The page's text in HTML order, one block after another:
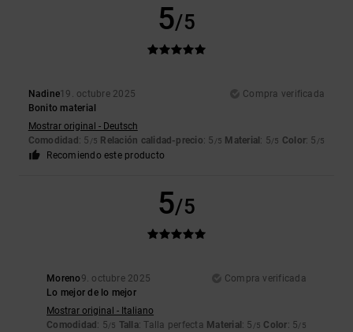
5/5
Nadine19. octubre 2025
Compra verificada
Bonito material
Mostrar original - Deutsch
Comodidad : 5 /5 Relación calidad-precio: 5 /5 Material : 5/5 Color: 5 /5
Recomiendo este producto
5/5
Moreno9. octubre 2025
Compra verificada
Lo mejor de lo mejor
Mostrar original - Italiano
Comodidad : 5/5 Talla: Talla perfecta Material : 5 /5 Color: 5/5